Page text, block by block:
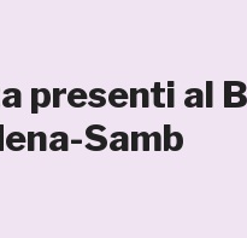
presenti al
Samb